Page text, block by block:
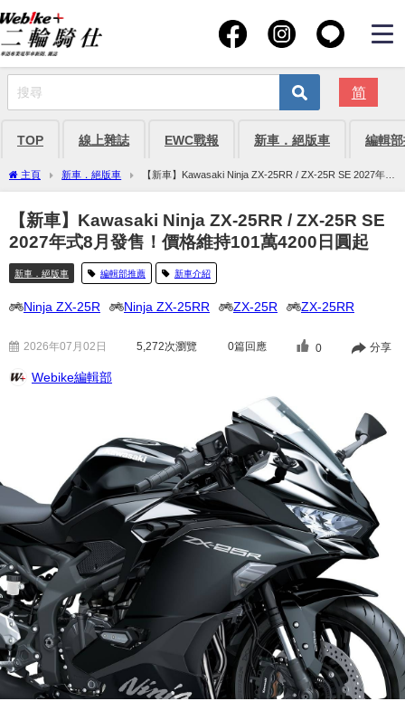
简
TOP 線上雜誌 EWC戰報 新車．絕版車 編輯
主頁 新車．絕版車
【新車】Kawasaki Ninja ZX-25RR / ZX-25R SE 2027年式
8月發售！價格維持101萬4200日圓起
【新車】Kawasaki Ninja ZX-25RR / ZX-25R SE
2027年式8月發售！價格維持101萬4200日圓起
新車．絕版車 編輯部推薦 新車介紹
Ninja ZX-25R Ninja ZX-25RR ZX-25R ZX-25RR
2026年07月02日 5,272次瀏覽 0篇回應 0 分享
Webike編輯部